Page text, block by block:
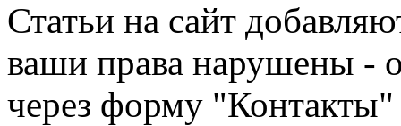
Статьи на сайт
ваши права нарушены -
через форму "Контакты"